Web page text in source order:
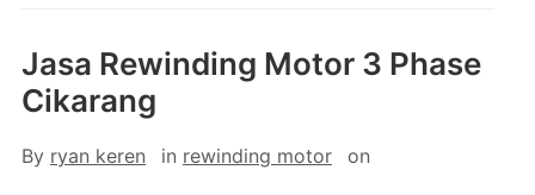
Jasa Rewinding Motor 3 Phase
Cikarang
By ryan keren in rewinding motor on